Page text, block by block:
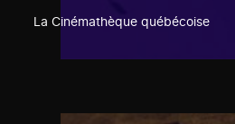
La Cinémathèque québécoise